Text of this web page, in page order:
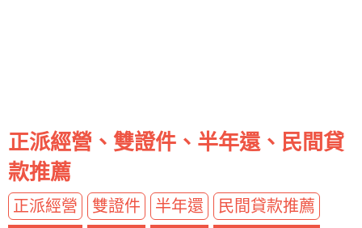
正派經營、雙證件、半年還、民間貸
款推薦
正派經營 雙證件 半年還
民間貸款推薦